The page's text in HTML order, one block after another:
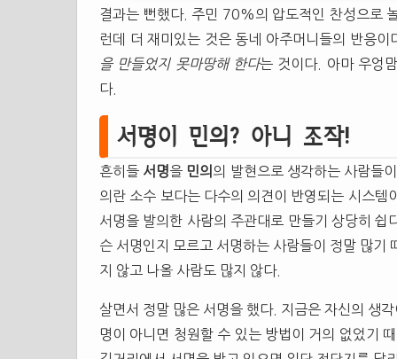
결과는 뻔했다. 주민 70%의 압도적인 찬성으로
런데 더 재미있는 것은 동네 아주머니들의 반응
을 만들었지 못마땅해 한다는 것이다. 아마 우엉
다.
서명이 민의? 아니 조작!
흔히들 서명을 민의 의 발현으로 생각하는 사람들
의란 소수 보다는 다수의 의견이 반영되는 시스
서명을 발의한 사람의 주관대로 만들기 상당히
슨 서명인지 모르고 서명하는 사람들이 정말 많기
지 않고 나올 사람도 많지 않다.
살면서 정말 많은 서명을 했다. 지금은 자신의 생
명이 아니면 청원할 수 있는 방법이 거의 없었기